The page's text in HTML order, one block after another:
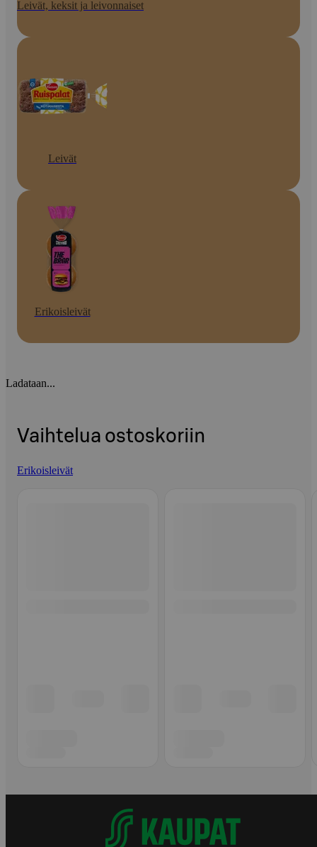
Leivät, keksit ja leivonnaiset
Leivät
Erikoisleivät
Ladataan...
Vaihtelua ostoskoriin
Erikoisleivät